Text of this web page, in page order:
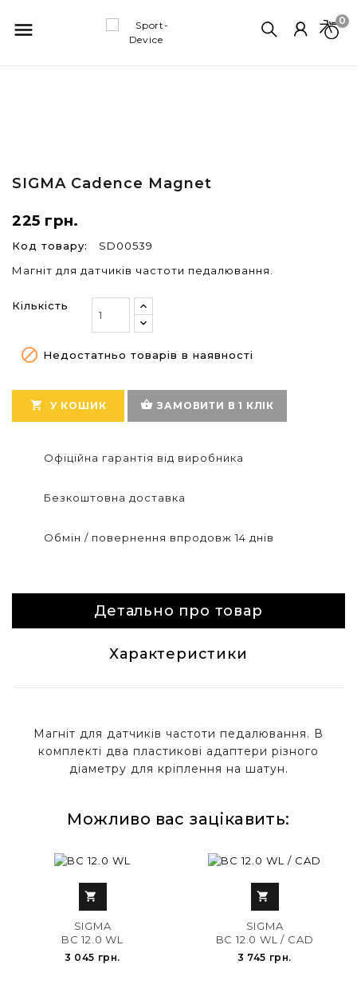
 0
SIGMA Cadence Magnet
225 грн.
Код товару:
SD00539
Магніт для датчиків частоти педалювання.
Кількість
 Недостатньо товарів в наявності
 У КОШИК shopping_basket ЗАМОВИТИ В 1 КЛІК
Офіційна гарантія від виробника
Безкоштовна доставка
Обмін / повернення впродовж 14 днів
Детально про товар
Характеристики
Магніт для датчиків частоти педалювання. В
комплекті два пластикові адаптери різного
діаметру для кріплення на шатун.
Можливо вас зацікавить:

SIGMA
BC 12.0 WL
3 045 грн.

SIGMA
BC 12.0 WL / CAD
3 745 грн.